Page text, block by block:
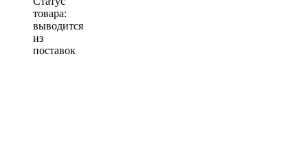
товара:
выводится
из
поставок